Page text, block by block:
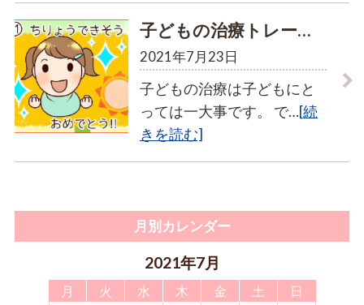
子どもの治療トレー…
2021年7月23日
子どもの治療は子どもにと
っては一大事です。 で…[続
きを読む]
月別カレンダー
2021年7月
月 火 水 木 金 土
日